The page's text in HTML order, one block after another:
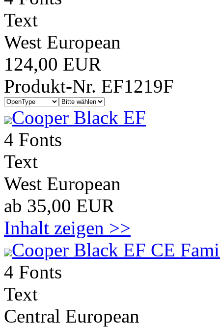
Text
West European
124,00 EUR
Produkt-Nr. EF1219F
Cooper Black EF
4 Fonts
Text
West European
ab 35,00 EUR
Inhalt zeigen >>
Cooper Black EF CE
4 Fonts
Text
Central European